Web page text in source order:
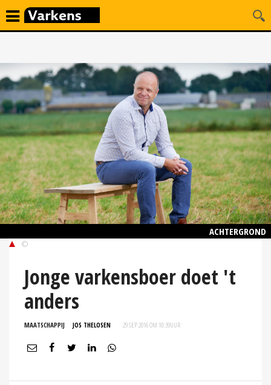
ACHTERGROND
©
Jonge varkensboer doet 't
anders
MAATSCHAPPIJ JOS THELOSEN 29 SEP 2016 OM 10:39UUR